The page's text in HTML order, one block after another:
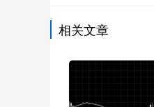
相关文章